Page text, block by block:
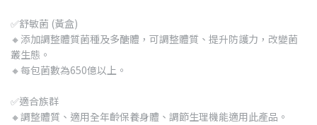
✅舒敏菌 (黃盒)
🔸添加調整體質菌種及多醣體，可調整體質、提升防護力，改變菌
叢生態。
🔸每包菌數為650億以上。
✅適合族群
🔸調整體質、適用全年齡保養身體、調節生理機能適用此產品。